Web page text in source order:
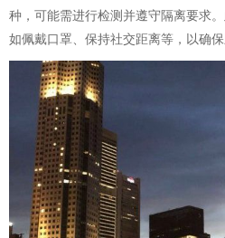
种，可能需进行检测并遵守隔离要求
如佩戴口罩、保持社交距离等，以确保